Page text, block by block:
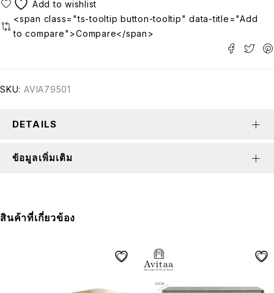
<span class="ts-tooltip button-tooltip" data-title="Add
to compare">Compare</span>
SKU: AVIA79501
DETAILS
ข้อมูลเพิ่มเติม
สินค้าที่เกี่ยวข้อง